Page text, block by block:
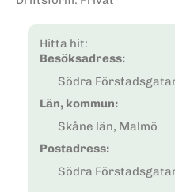
Hitta hit:
Besöksadress:
Södra
Län, kommun:
Skåne län, Malmö
Postadress:
Södra